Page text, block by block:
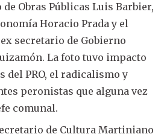
Obras Públicas Luis Barbier,
Horacio Prada y el
secretario de Gobierno
La foto tuvo impacto
del PRO, el radicalismo y
peronistas que alguna vez
comunal.
de Cultura Martiniano